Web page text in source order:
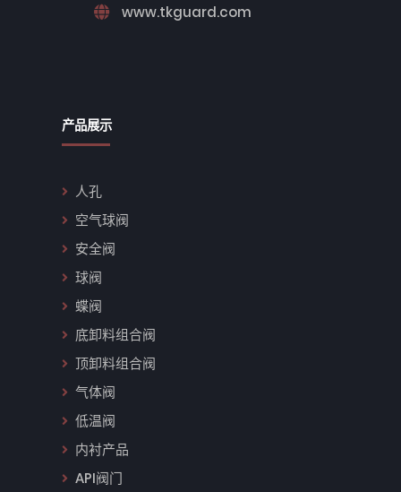
www.tkguard.com
产品展示
人孔
空气球阀
安全阀
球阀
蝶阀
底卸料组合阀
顶卸料组合阀
气体阀
低温阀
内衬产品
API阀门